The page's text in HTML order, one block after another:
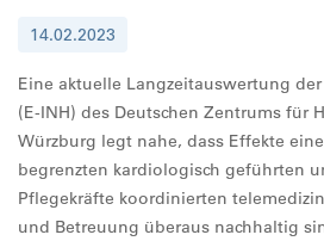
14.02.2023
Eine aktuelle Langzeitauswertung
(E-INH) des Deutschen Zentrums für
Würzburg legt nahe, dass Effekte
begrenzten kardiologisch geführten
Pflegekräfte koordinierten
und Betreuung überaus nachhaltig